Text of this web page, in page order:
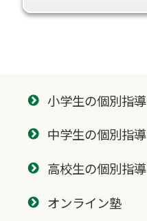
小学生の個別指導
中学生の個別指導
高校生の個別指導
オンライン塾